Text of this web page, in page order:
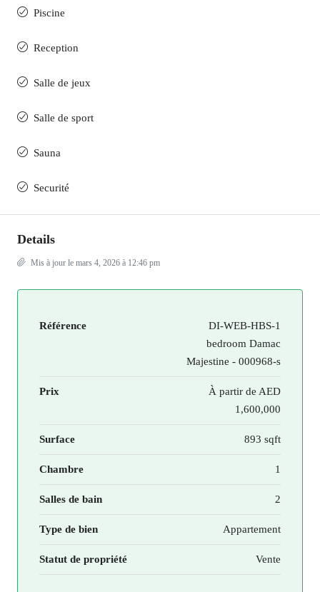
Piscine
Reception
Salle de jeux
Salle de sport
Sauna
Securité
Details
Mis à jour le mars 4, 2026 à 12:46 pm
Référence
DI-WEB-HBS-1
bedroom Damac
Majestine - 000968-s
Prix À partir de AED
1,600,000
Surface 893 sqft
Chambre 1
Salles de bain 2
Type de bien Appartement
Statut de propriété Vente